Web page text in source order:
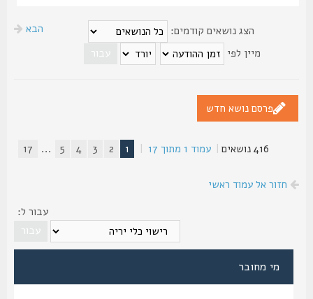
הצג נושאים קודמים:
מיין לפי
פרסם נושא חדש
| עמוד1מתוך17
|
1
5
...
17
חזור אל עמוד ראשי
עבור ל:
מי מחובר